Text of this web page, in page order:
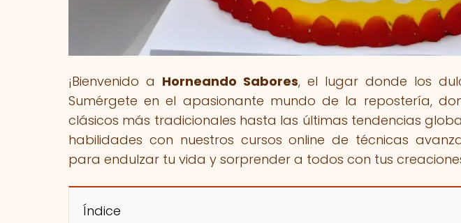
¡Bienvenido a Horneando Sabores, el lugar donde los
Sumérgete en el apasionante mundo de la repostería,
clásicos más tradicionales hasta las últimas tendencias
habilidades con nuestros cursos online de técnicas
para endulzar tu vida y sorprender a todos con tus
Índice